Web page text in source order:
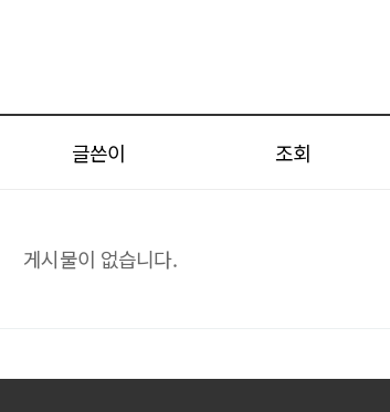
글쓴이 조회
게시물이 없습니다.